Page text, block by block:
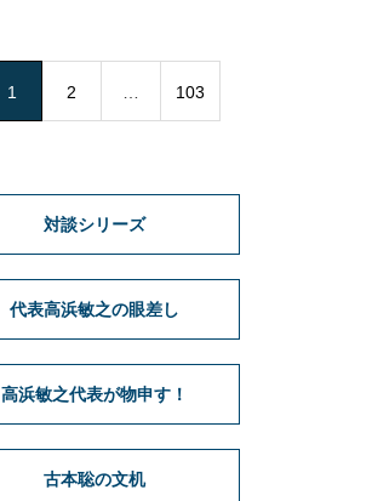
1 2 103
対談シリーズ
代表高浜敏之の眼差し
高浜敏之代表が物申す！
古本聡の文机